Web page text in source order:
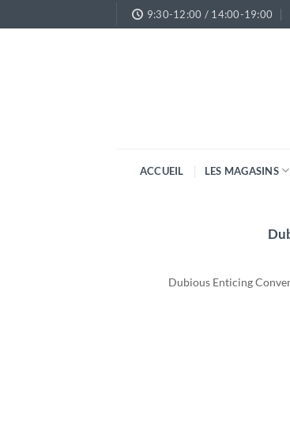
au
9:30-12:00 / 14:00-19:00
ACCUEIL LES MAGASINS
Dubious Enticing